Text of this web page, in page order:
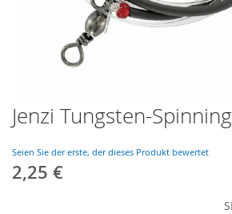
Zum
Anfang
Bildergalerie
springen
Jenzi Tungsten-
Seien Sie der erste, der dieses Produkt bewertet
2,25 €